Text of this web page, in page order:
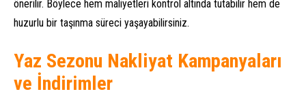
önerilir. Böylece hem maliyetleri kontrol altında tutabilir hem de
huzurlu bir taşınma süreci yaşayabilirsiniz.
Yaz Sezonu Nakliyat Kampanyaları
ve İndirimler